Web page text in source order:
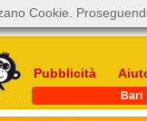
Pubblicità
Bari
Cookie.